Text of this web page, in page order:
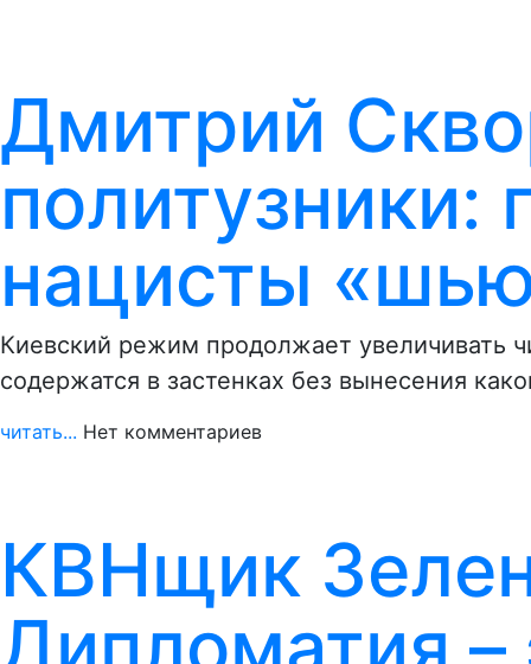
Дмитрий
политузники:
нацисты
Киевский режим продолжает увеличивать
содержатся в застенках без вынесения
читать... Нет комментариев
КВНщик